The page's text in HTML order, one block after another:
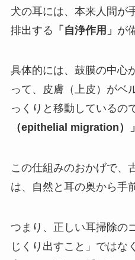
犬の耳には、本来人間が
排出する 「自浄作用」 が
具体的には、鼓膜の中心
って、皮膚（上皮）がベ
っくりと移動しているの
（epithelial migration）」
この仕組みのおかげで、
は、自然と耳の奥から手
つまり、正しい耳掃除の
じくり出すこと」ではな